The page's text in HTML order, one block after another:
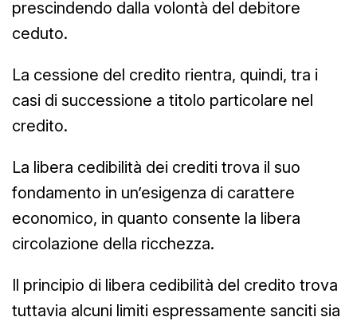
prescindendo dalla volontà del debitore
ceduto.
La cessione del credito rientra, quindi, tra i
casi di successione a titolo particolare nel
credito.
La libera cedibilità dei crediti trova il suo
fondamento in un’esigenza di carattere
economico, in quanto consente la libera
circolazione della ricchezza.
Il principio di libera cedibilità del credito trova
tuttavia alcuni limiti espressamente sanciti sia